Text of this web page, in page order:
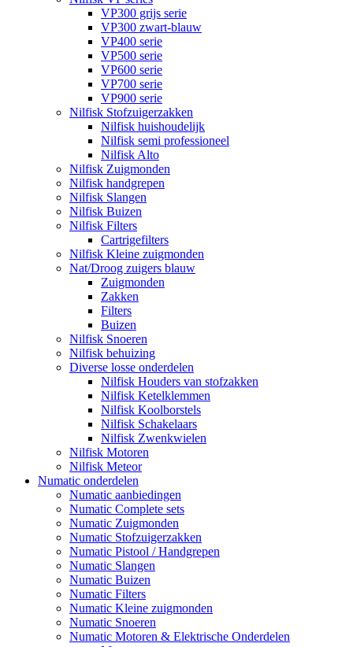
VP300 grijs serie
VP300 zwart-blauw
VP400 serie
VP500 serie
VP600 serie
VP700 serie
VP900 serie
Nilfisk Stofzuigerzakken
Nilfisk huishoudelijk
Nilfisk semi professioneel
Nilfisk Alto
Nilfisk Zuigmonden
Nilfisk handgrepen
Nilfisk Slangen
Nilfisk Buizen
Nilfisk Filters
​Cartrigefilters
Nilfisk Kleine zuigmonden
Nat/Droog zuigers blauw
Zuigmonden
Zakken
Filters
Buizen
Nilfisk Snoeren
Nilfisk behuizing
Diverse losse onderdelen
Nilfisk Houders van stofzakken
Nilfisk Ketelklemmen
Nilfisk Koolborstels
Nilfisk Schakelaars
Nilfisk Zwenkwielen
Nilfisk Motoren
Nilfisk Meteor
Numatic onderdelen
Numatic aanbiedingen
Numatic Complete sets
Numatic Zuigmonden
Numatic Stofzuigerzakken
Numatic Pistool / Handgrepen
Numatic Slangen
Numatic Buizen
Numatic Filters
Numatic Kleine zuigmonden
Numatic Snoeren
Numatic Motoren & Elektrische Onderdelen